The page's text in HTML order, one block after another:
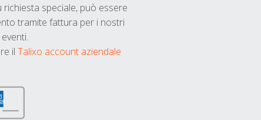
richiesta speciale, può essere
tramite fattura per i nostri
il Talixo account aziendale